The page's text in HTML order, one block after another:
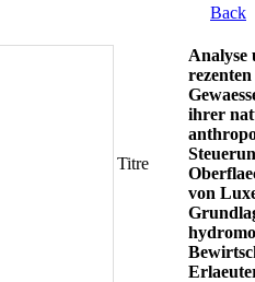
Back
Titre
Analyse
rezenten
ihrer
von